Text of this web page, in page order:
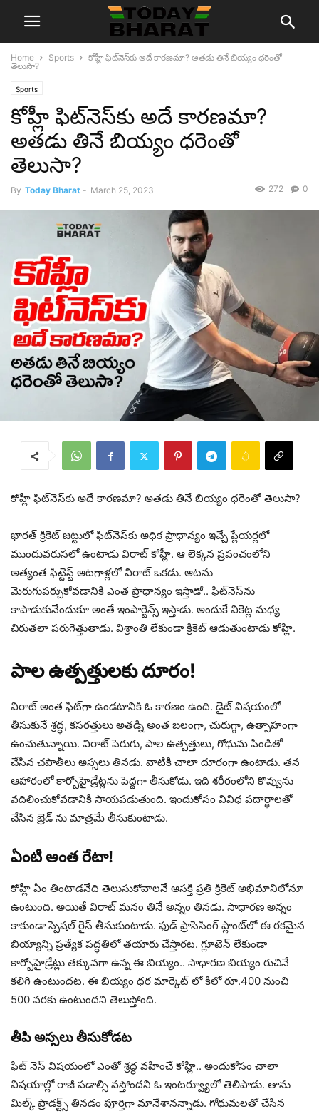
Home Sports
కోహ్లీ ఫిట్‌నెస్‌కు అదే కారణమా? అతడు తినే బియ్యం ధరెంతో
తెలుసా?
Sports
కోహ్లీ ఫిట్‌నెస్‌కు అదే కారణమా?
అతడు తినే బియ్యం ధరెంతో
తెలుసా?
By Today Bharat - March 25, 2023 0
272
కోహ్లీ ఫిట్‌నెస్‌కు అదే కారణమా? అతడు తినే బియ్యం ధరెంతో తెలుసా?
భారత్ క్రికెట్ జట్టులో ఫిట్‌నెస్‌కు అధిక ప్రాధాన్యం ఇచ్చే ప్లేయర్లలో
ముందువరుసలో ఉంటాడు విరాట్ కోహ్లీ. ఆ లెక్కన ప్రపంచంలోని
అత్యంత ఫిట్టెస్ట్ ఆటగాళ్లలో విరాట్ ఒకడు. ఆటను
మెరుగుపర్చుకోవడానికి ఎంత ప్రాధాన్యం ఇస్తాడో.. ఫిట్‌నెస్‌ను
కాపాడుకునేందుకూ అంతే ఇంపార్టెన్స్ ఇస్తాడు. అందుకే వికెట్ల మధ్య
చిరుతలా పరుగెత్తుతాడు. విశ్రాంతి లేకుండా క్రికెట్ ఆడుతుంటాడు కోహ్లీ.
పాల ఉత్పత్తులకు దూరం!
విరాట్ అంత ఫిట్‌గా ఉండటానికి ఓ కారణం ఉంది. డైట్ విషయంలో
తీసుకునే శ్రద్ధ, కసరత్తులు అతడ్ని అంత బలంగా, చురుగ్గా, ఉత్సాహంగా
ఉంచుతున్నాయి. విరాట్ పెరుగు, పాల ఉత్పత్తులు, గోధుమ పిండితో
చేసిన చపాతీలు అస్సలు తినడు. వాటికి చాలా దూరంగా ఉంటాడు. తన
ఆహారంలో కార్బోహైడ్రేట్లను పెద్దగా తీసుకోడు. ఇది శరీరంలోని కొవ్వును
వదిలించుకోవడానికి సాయపడుతుంది. ఇందుకోసం వివిధ పదార్థాలతో
చేసిన బ్రెడ్ ను మాత్రమే తీసుకుంటాడు.
ఏంటి అంత రేటా!
కోహ్లీ ఏం తింటాడనేది తెలుసుకోవాలనే ఆసక్తి ప్రతి క్రికెట్ అభిమానిలోనూ
ఉంటుంది. అయితే విరాట్ మనం తినే అన్నం తినడు. సాధారణ అన్నం
కాకుండా స్పెషల్ రైస్ తీసుకుంటాడు. ఫుడ్ ప్రాసెసింగ్ ప్లాంట్‌లో ఈ రకమైన
బియ్యాన్ని ప్రత్యేక పద్ధతిలో తయారు చేస్తారట. గ్లూటెన్ లేకుండా
కార్బోహైడ్రేట్లు తక్కువగా ఉన్న ఈ బియ్యం.. సాధారణ బియ్యం రుచినే
కలిగి ఉంటుందట. ఈ బియ్యం ధర మార్కెట్ లో కిలో రూ.400 నుంచి
500 వరకు ఉంటుందని తెలుస్తోంది.
తీపి అస్సలు తీసుకోడట
ఫిట్ నెస్ విషయంలో ఎంతో శ్రద్ధ వహించే కోహ్లీ.. అందుకోసం చాలా
విషయాల్లో రాజీ పడాల్సి వస్తోందని ఓ ఇంటర్వ్యూలో తెలిపాడు. తాను
మిల్క్ ప్రాడక్ట్స్ తినడం పూర్తిగా మానేశానన్నాడు. గోధుమలతో చేసిన